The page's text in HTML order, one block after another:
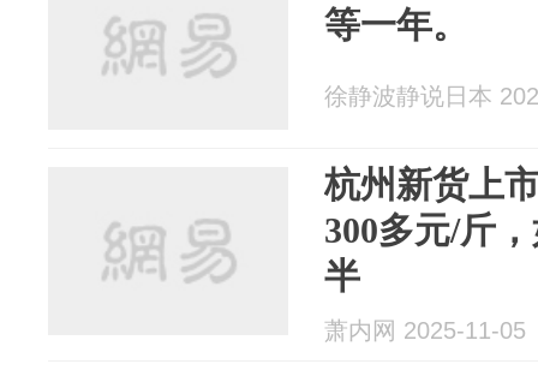
等一年。
徐静波静说日本
杭州新货上
300多元/斤
半
萧内网 2025-11-05